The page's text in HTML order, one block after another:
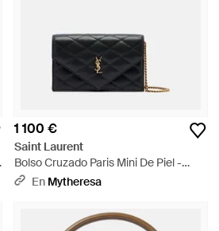
1 100 €
Saint Laurent
Bolso Cruzado Paris Mini De Piel -
Negro
En Mytheresa